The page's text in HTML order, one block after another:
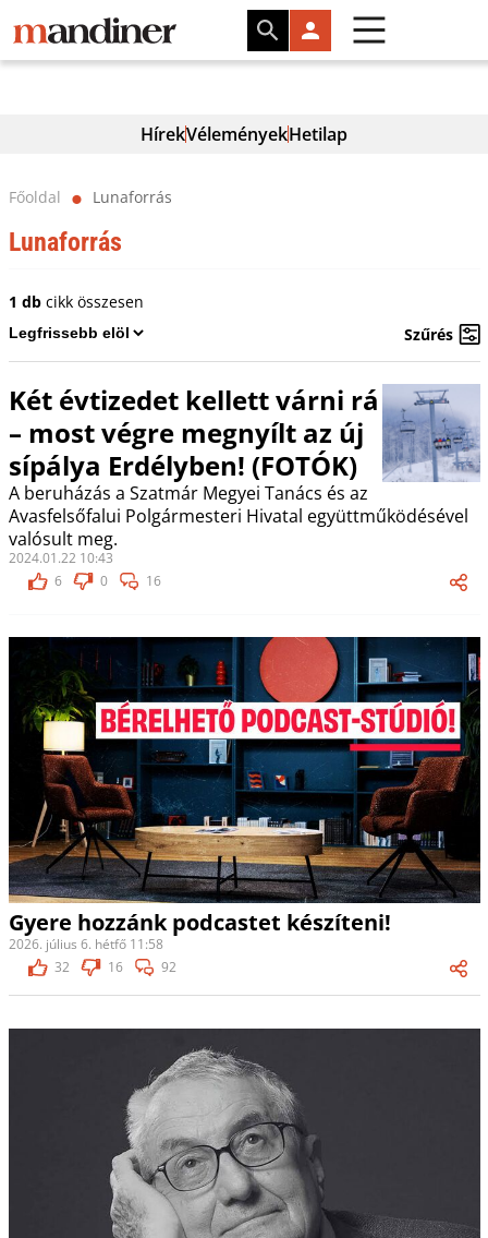
HírekVéleményekHetilap
Főoldal ⬤ Lunaforrás
Lunaforrás
1 dbcikk összesen
Szűrés
Két évtizedet kellett várni rá
– most végre megnyílt az új
sípálya Erdélyben! (FOTÓK)
A beruházás a Szatmár Megyei Tanács és az
Avasfelsőfalui Polgármesteri Hivatal együttműködésével
valósult meg.
2024.01.22 10:43
6
0 16
Gyere hozzánk podcastet készíteni!
2026. július 6. hétfő 11:58
32
16 92